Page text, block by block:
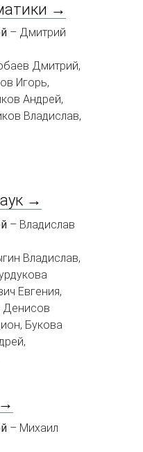
→
– Дмитрий
Дмитрий,
Игорь,
Андрей,
Владислав,
→
– Владислав
Владислав,
Евгения,
Денисов
Букова
– Михаил